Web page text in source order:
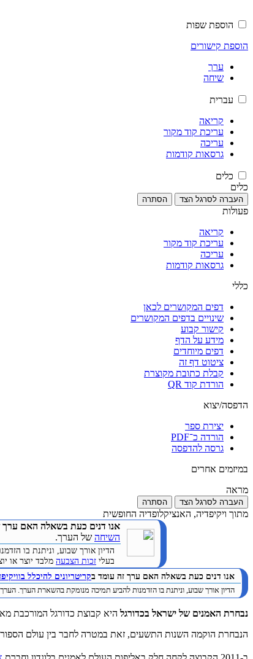
הוספת שפות
הוספת קישורים
ערך
שיחה
עברית
קריאה
עריכת קוד מקור
עריכה
גרסאות קודמות
כלים
כלים
העברה לסרגל הצד הסתרה
פעולות
קריאה
עריכת קוד מקור
עריכה
גרסאות קודמות
כללי
דפים המקושרים לכאן
שינויים בדפים המקושרים
קישור קבוע
מידע על הדף
דפים מיוחדים
ציטוט דף זה
קבלת כתובת מקוצרת
הורדת קוד QR
הדפסה/יצוא
יצירת ספר
הורדה כ־PDF
גרסה להדפסה
במיזמים אחרים
מראה
העברה לסרגל הצד הסתרה
מתוך ויקיפדיה, האנציקלופדיה החופשית
אנו דנים כעת בשאלה האם ערך
השיחה של הערך.
הדיון אורך שבוע, וניתנת בו
בעלי זכות הצבעה מלבד יוצר או
אנו דנים כעת בשאלה האם ערך זה עומד בקריטריונים להיכלל
הדיון אורך שבוע, וניתנת בו הזדמנות להביע תמיכה מנומקת בהשארת הערך. הערך
נבחרת האמנים של ישראל בכדורגל היא קבוצת כדורגל המורכבת
הנבחרת הוקמה השנות התשעים, זאת במטרה לחבר בין עולם הספורט